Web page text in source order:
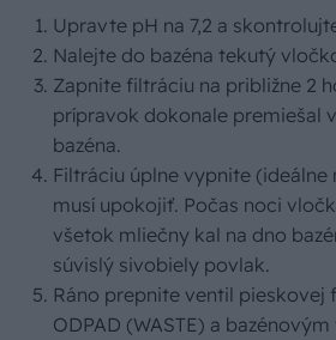
Upravte pH na 7,2 a
Nalejte do bazéna tekutý
Zapnite filtráciu na približne 2
prípravok dokonale premiešal
bazéna.
Filtráciu úplne vypnite (ideálne
musí upokojiť. Počas noci
všetok mliečny kal na dno
súvislý sivobiely povlak.
Ráno prepnite ventil pieskovej
ODPAD (WASTE) a